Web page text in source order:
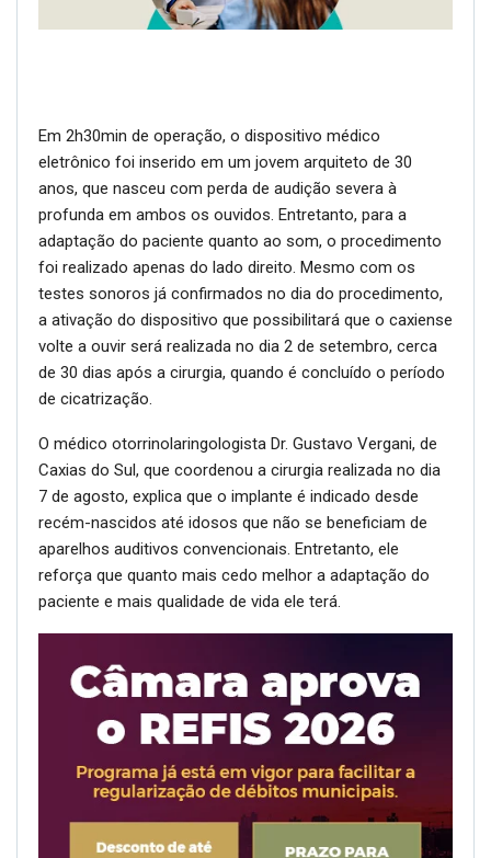
Em 2h30min de operação, o dispositivo médico
eletrônico foi inserido em um jovem arquiteto de 30
anos, que nasceu com perda de audição severa à
profunda em ambos os ouvidos. Entretanto, para a
adaptação do paciente quanto ao som, o procedimento
foi realizado apenas do lado direito. Mesmo com os
testes sonoros já confirmados no dia do procedimento,
a ativação do dispositivo que possibilitará que o caxiense
volte a ouvir será realizada no dia 2 de setembro, cerca
de 30 dias após a cirurgia, quando é concluído o período
de cicatrização.
O médico otorrinolaringologista Dr. Gustavo Vergani, de
Caxias do Sul, que coordenou a cirurgia realizada no dia
7 de agosto, explica que o implante é indicado desde
recém-nascidos até idosos que não se beneficiam de
aparelhos auditivos convencionais. Entretanto, ele
reforça que quanto mais cedo melhor a adaptação do
paciente e mais qualidade de vida ele terá.